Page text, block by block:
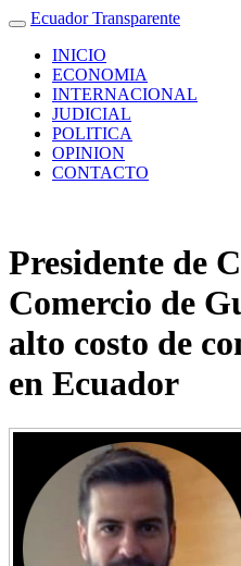
Ecuador Transparente
INICIO
ECONOMIA
INTERNACIONAL
JUDICIAL
POLITICA
OPINION
CONTACTO
Presidente de
Comercio de
alto costo de
en Ecuador